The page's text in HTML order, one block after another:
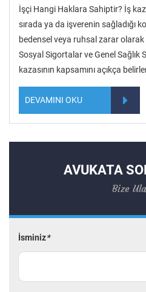
İşçi Hangi Haklara Sahiptir? İş
sırada ya da işverenin sağladığı
bedensel veya ruhsal zarar olarak
Sosyal Sigortalar ve Genel Sağlık
kazasının kapsamını açıkça
DEVAMINI OKU
AVUKATA
Bize
İsminiz*